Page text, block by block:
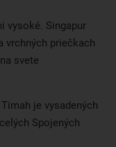
vysoké. Singapur
vrchných priečkach
svete
je vysadených
Spojených